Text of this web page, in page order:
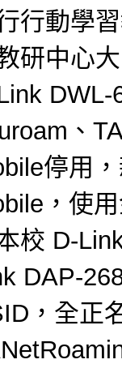
行動學
研中心
、
停用
，使
校 D-
DAP-
，全正